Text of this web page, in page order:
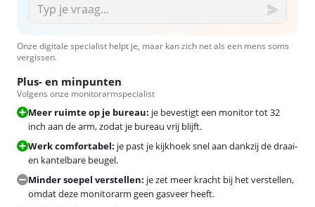
Onze digitale specialist helpt je, maar kan zich net als een mens soms
vergissen.
Plus- en minpunten
Volgens onze monitorarmspecialist
Meer ruimte op je bureau: je bevestigt een monitor tot 32
inch aan de arm, zodat je bureau vrij blijft.
Werk comfortabel: je past je kijkhoek snel aan dankzij de draai-
en kantelbare beugel.
Minder soepel verstellen: je zet meer kracht bij het verstellen,
omdat deze monitorarm geen gasveer heeft.